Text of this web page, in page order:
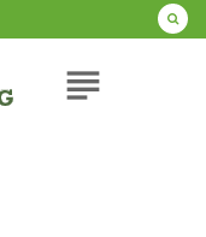
subject